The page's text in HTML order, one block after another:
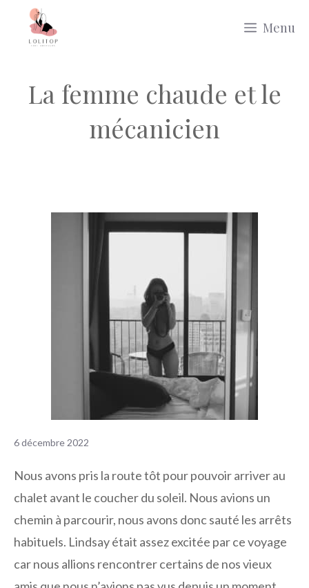
Menu
La femme chaude et le
mécanicien
6 décembre 2022
Nous avons pris la route tôt pour pouvoir arriver au
chalet avant le coucher du soleil. Nous avions un
chemin à parcourir, nous avons donc sauté les arrêts
habituels. Lindsay était assez excitée par ce voyage
car nous allions rencontrer certains de nos vieux